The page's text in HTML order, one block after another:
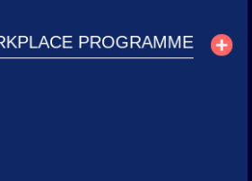
PROGRAMME